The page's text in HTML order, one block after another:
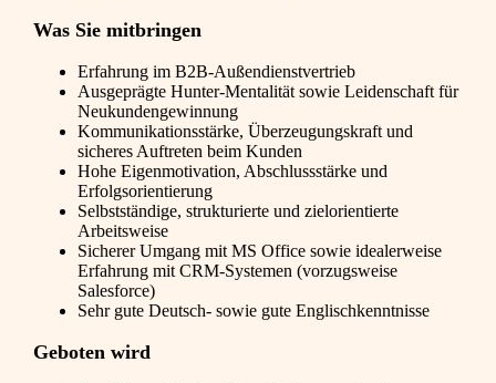
Was Sie mitbringen
Erfahrung im B2B-Außendienstvertrieb
Ausgeprägte Hunter-Mentalität sowie Leidenschaft für
Neukundengewinnung
Kommunikationsstärke, Überzeugungskraft und
sicheres Auftreten beim Kunden
Hohe Eigenmotivation, Abschlussstärke und
Erfolgsorientierung
Selbstständige, strukturierte und zielorientierte
Arbeitsweise
Sicherer Umgang mit MS Office sowie idealerweise
Erfahrung mit CRM-Systemen (vorzugsweise
Salesforce)
Sehr gute Deutsch- sowie gute Englischkenntnisse
Geboten wird